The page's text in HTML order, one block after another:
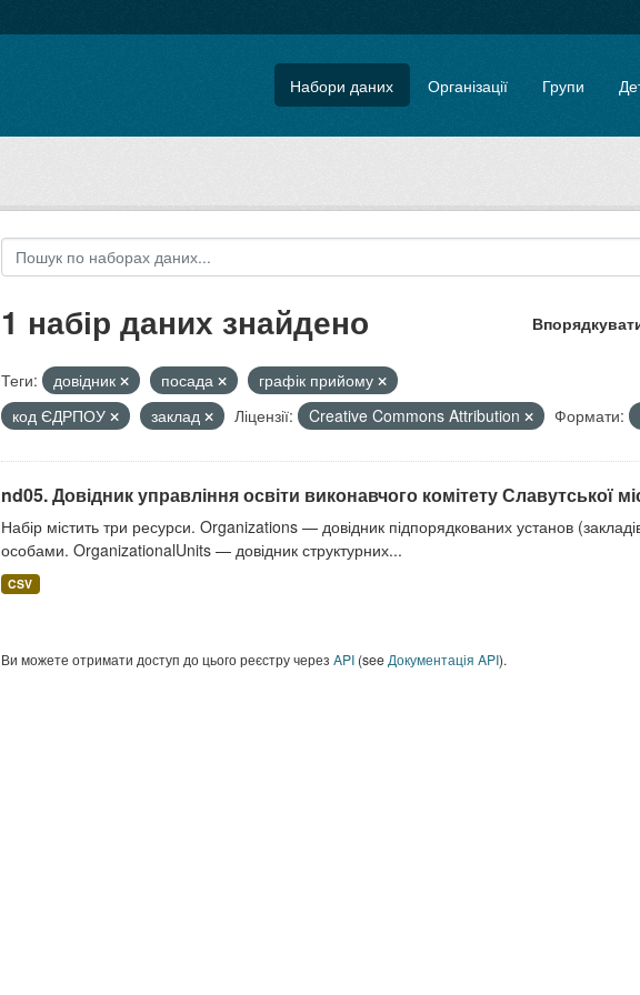
Набори даних Організації Групи
1 набір даних знайдено
Теги: довідник посада
графік прийому
код ЄДРПОУ
заклад Ліцензії: Creative Commons Attribution Формати:
nd05. Довідник управління освіти виконавчого комітету Славутської
Набір містить три ресурси. Organizations — довідник підпорядкованих установ
особами. OrganizationalUnits — довідник структурних...
CSV
Ви можете отримати доступ до цього реєстру через API(see Документація API).